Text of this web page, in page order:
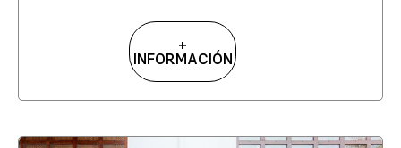
+
INFORMACIÓN